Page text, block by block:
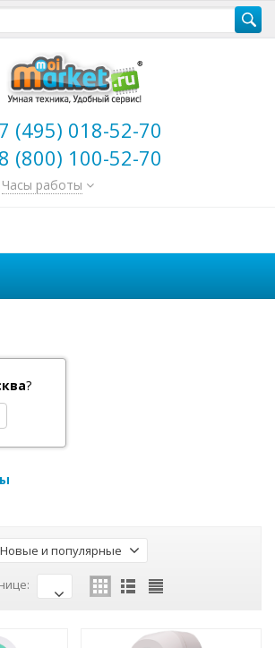
(495) 018-52-70
8 (800) 100-52-70
Часы работы
?
Новые и популярные